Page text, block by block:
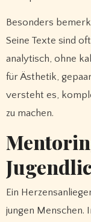
Besonders
Seine Texte sind
analytisch, ohne
für Ästhetik,
versteht es,
zu machen.
Ein
jungen Menschen.